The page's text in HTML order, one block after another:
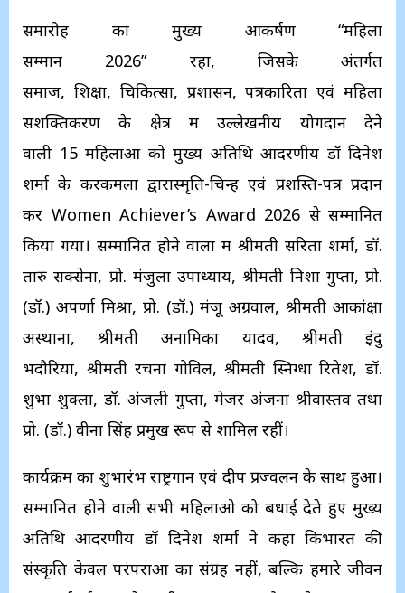
समारोह का मुख्य आकर्षण “महिला
सम्मान 2026” रहा, जिसके अंतर्गत
समाज, शिक्षा, चिकित्सा, प्रशासन, पत्रकारिता एवं महिला
सशक्तिकरण के क्षेत्र में उल्लेखनीय योगदान देने
वाली 15 महिलाओं को मुख्य अतिथि आदरणीय डॉ दिनेश
शर्मा के करकमलों द्वारास्मृति-चिन्ह एवं प्रशस्ति-पत्र प्रदान
कर Women Achiever’s Award 2026 से सम्मानित
किया गया। सम्मानित होने वालों में श्रीमती सरिता शर्मा, डॉ.
तारु सक्सेना, प्रो. मंजुला उपाध्याय, श्रीमती निशा गुप्ता, प्रो.
(डॉ.) अपर्णा मिश्रा, प्रो. (डॉ.) मंजू अग्रवाल, श्रीमती आकांक्षा
अस्थाना, श्रीमती अनामिका यादव, श्रीमती इंदु
भदौरिया, श्रीमती रचना गोविल, श्रीमती स्निग्धा रितेश, डॉ.
शुभा शुक्ला, डॉ. अंजली गुप्ता, मेजर अंजना श्रीवास्तव तथा
प्रो. (डॉ.) वीना सिंह प्रमुख रूप से शामिल रहीं।
कार्यक्रम का शुभारंभ राष्ट्रगान एवं दीप प्रज्वलन के साथ हुआ।
सम्मानित होने वाली सभी महिलाओ को बधाई देते हुए मुख्य
अतिथि आदरणीय डॉ दिनेश शर्मा ने कहा किभारत की
संस्कृति केवल परंपराओं का संग्रह नहीं, बल्कि हमारे जीवन